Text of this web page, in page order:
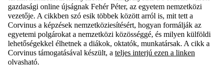
gazdasági online újságnak Fehér Péter, az egyetem nemzetközi
vezetője. A cikkben szó esik többek között arról is, mit tett a
Corvinus a képzések nemzetköziesítésért, hogyan formálják az
egyetemi polgárokat a nemzetközi közösséggé, és milyen külföldi
lehetőségekkel élhetnek a diákok, oktatók, munkatársak. A cikk a
Corvinus támogatásával készült, a teljes interjú ezen a linken
olvasható.